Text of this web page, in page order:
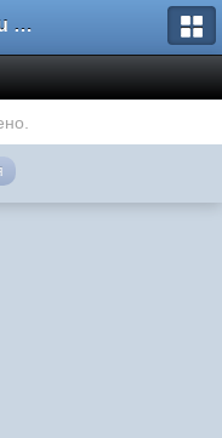
TombRaider.Ru - Форумы